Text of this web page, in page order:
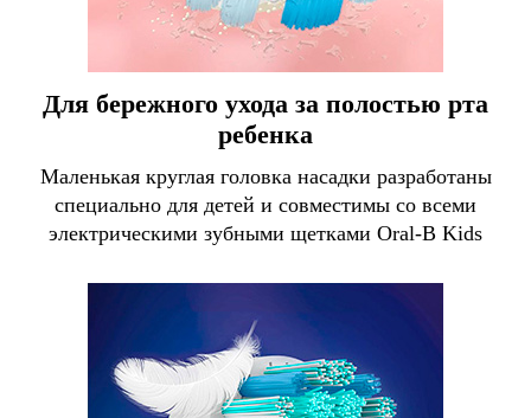
Для бережного ухода за полостью рта
ребенка
Маленькая круглая головка насадки разработаны
специально для детей и совместимы со всеми
электрическими зубными щетками Oral-B Kids